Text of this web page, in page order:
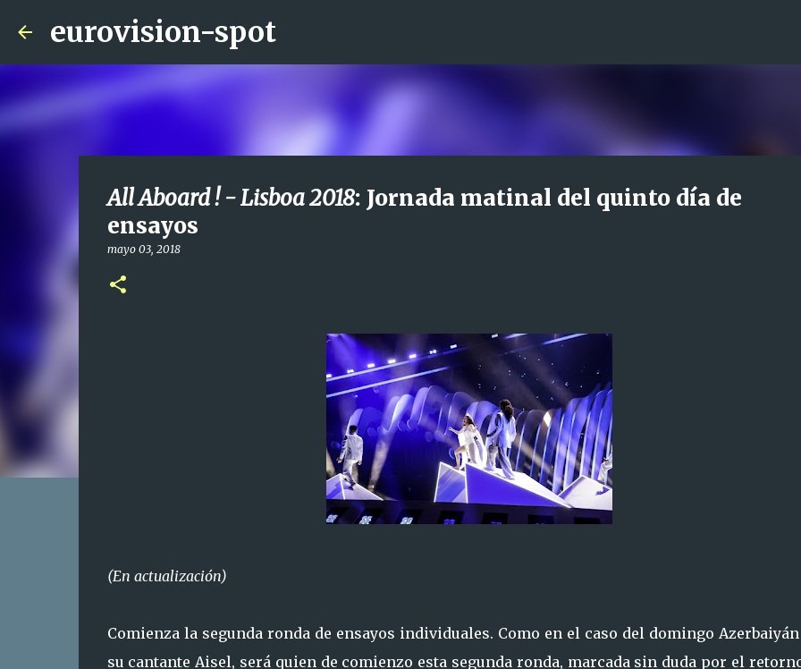
eurovision-spot
All Aboard ! - Lisboa 2018: Jornada matinal del quinto día de
ensayos
mayo 03, 2018
(En actualización)
Comienza la segunda ronda de ensayos individuales. Como en el caso del domingo
su cantante Aisel, será quien de comienzo esta segunda ronda, marcada sin duda por el